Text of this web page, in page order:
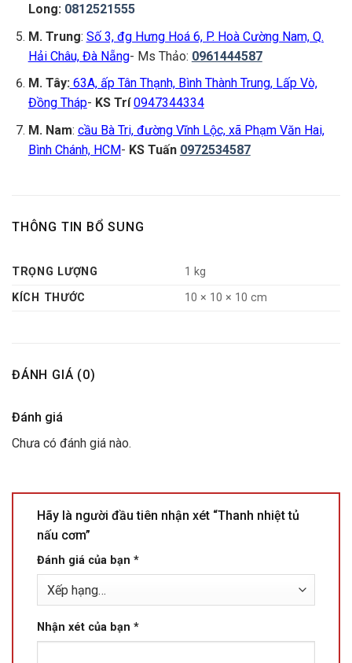
Long: 0812521555
M. Trung: Số 3, đg Hưng Hoá 6, P. Hoà Cường Nam, Q.
Hải Châu, Đà Nẵng- Ms Thảo: 0961444587
M. Tây: 63A, ấp Tân Thạnh, Bình Thành Trung, Lấp Vò,
Đồng Tháp- KS Trí0947344334
M. Nam: cầu Bà Tri, đường Vĩnh Lộc, xã Phạm Văn Hai,
Bình Chánh, HCM- KS Tuấn 0972534587
THÔNG TIN BỔ SUNG
TRỌNG LƯỢNG
1 kg
KÍCH THƯỚC
10 × 10 × 10 cm
ĐÁNH GIÁ (0)
Đánh giá
Chưa có đánh giá nào.
Hãy là người đầu tiên nhận xét “Thanh nhiệt tủ
nấu cơm”
Đánh giá của bạn *
Nhận xét của bạn *